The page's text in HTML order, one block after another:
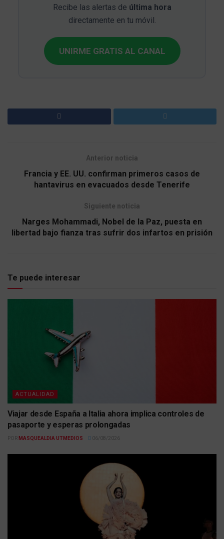
Recibe las alertas de última hora
directamente en tu móvil.
UNIRME GRATIS AL CANAL
Anterior noticia
Francia y EE. UU. confirman primeros casos de
hantavirus en evacuados desde Tenerife
Siguiente noticia
Narges Mohammadi, Nobel de la Paz, puesta en
libertad bajo fianza tras sufrir dos infartos en prisión
Te puede interesar
ACTUALIDAD
Viajar desde España a Italia ahora implica controles de
pasaporte y esperas prolongadas
POR MASQUEALDIA UTMEDIOS 06/08/2026